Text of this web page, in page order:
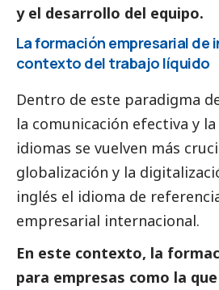
y el desarrollo del equipo.
La formación empresarial de
contexto del trabajo líquido
Dentro de este paradigma
la comunicación efectiva y
idiomas se vuelven más
globalización y la
inglés el idioma de
empresarial internacional.
En este contexto, la
para empresas como la